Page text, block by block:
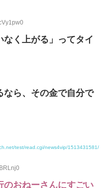
なく上がる」ってタイ
なら、その金で自分で
test/read.cgi/news4vip/1513431581/
のおねーさんにすごい